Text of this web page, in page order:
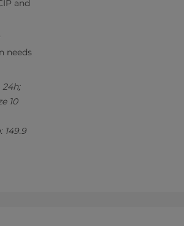
and
needs
10
149.9